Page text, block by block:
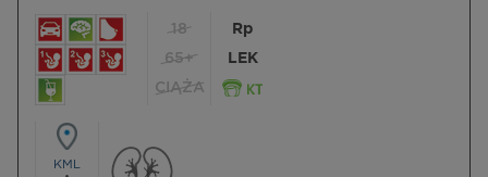
18
65+
CIĄŻA
Rp
LEK
KML